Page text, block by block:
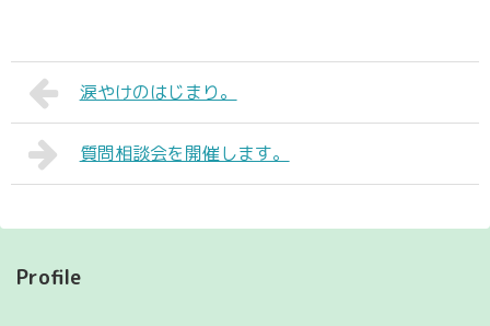
涙やけのはじまり。
質問相談会を開催します。
Profile